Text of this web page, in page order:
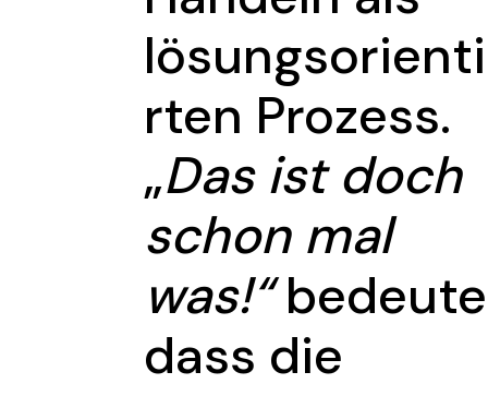
rten Prozess.
„Das ist doch
schon mal
was!“
dass die